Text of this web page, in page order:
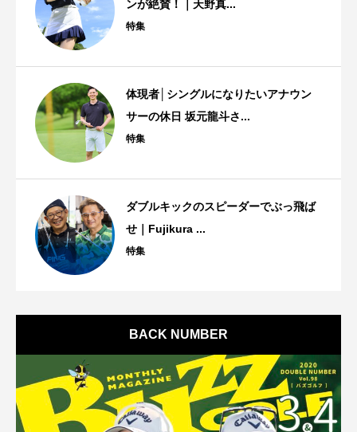
ンが絶賛！｜天野真...
特集
体現者│シングルになりたいアナウン
サーの休日 坂元龍斗さ...
特集
ダブルキックのスピーダーでぶっ飛ば
せ｜Fujikura ...
特集
BACK NUMBER